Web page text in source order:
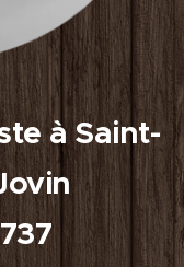
à Saint-